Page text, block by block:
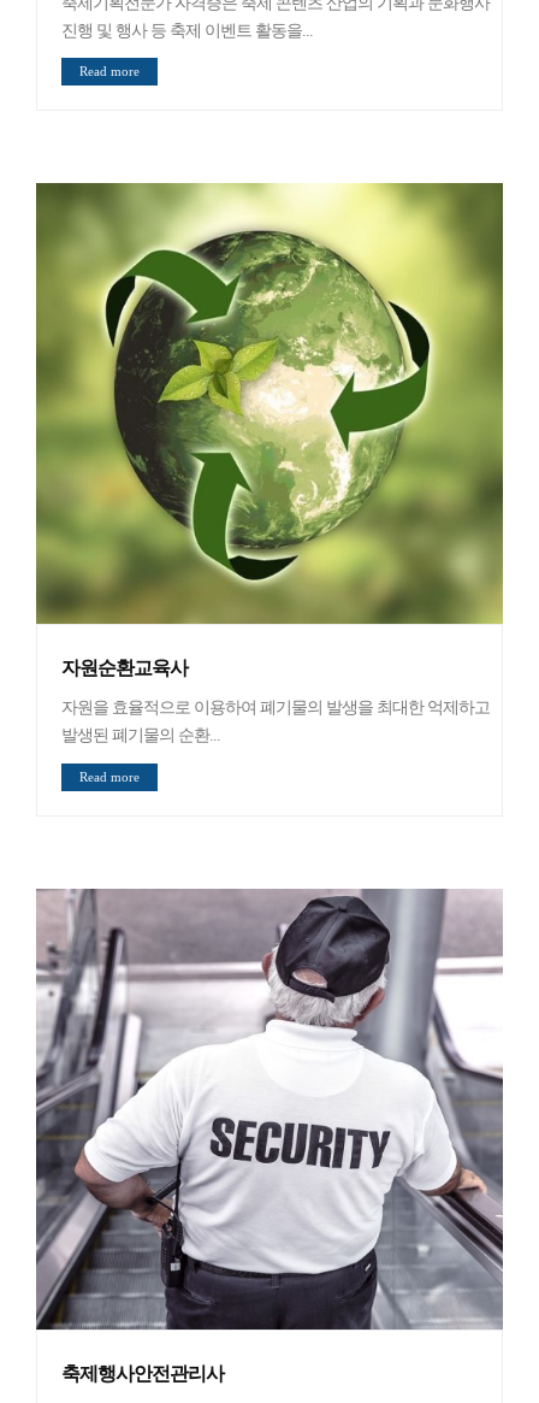
진행 및 행사 등 축제 이벤트 활동을...
Read more
자원순환교육사
자원을 효율적으로 이용하여 폐기물의 발생을 최대한 억제하고
발생된 폐기물의 순환...
Read more
축제행사안전관리사